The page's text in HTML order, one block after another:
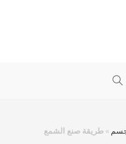
» طريقة صنع الشمع